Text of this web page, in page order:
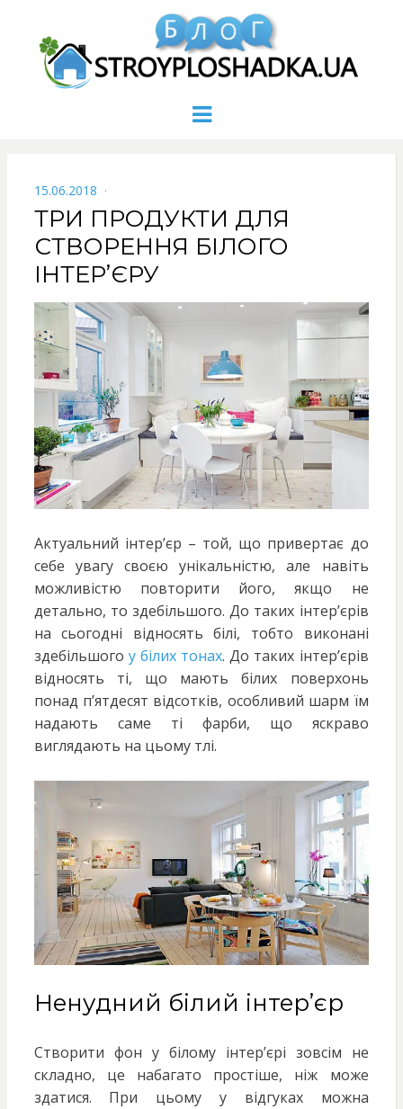
Menu
POSTED
ON
15.06.2018
ТРИ ПРОДУКТИ ДЛЯ
СТВОРЕННЯ БІЛОГО
ІНТЕР’ЄРУ
Актуальний інтер’єр – той, що привертає до
себе увагу своєю унікальністю, але навіть
можливістю повторити його, якщо не
детально, то здебільшого. До таких інтер’єрів
на сьогодні відносять білі, тобто виконані
здебільшого у білих тонах. До таких інтер’єрів
відносять ті, що мають білих поверхонь
понад п’ятдесят відсотків, особливий шарм їм
надають саме ті фарби, що яскраво
виглядають на цьому тлі.
Ненудний білий інтер’єр
Створити фон у білому інтер’єрі зовсім не
складно, це набагато простіше, ніж може
здатися. При цьому у відгуках можна